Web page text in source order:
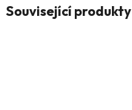
Související produkty